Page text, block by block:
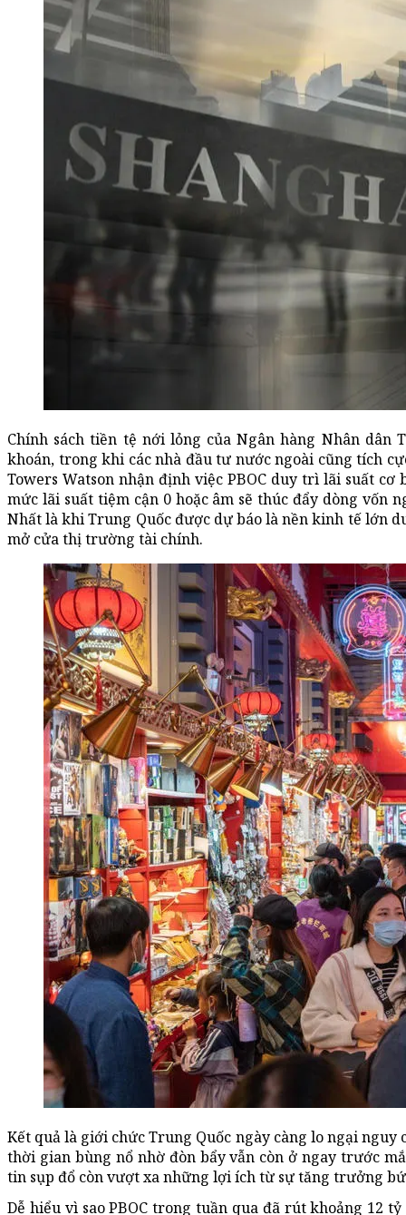
Chính sách tiền tệ nới lỏng của Ngân hàng Nhân
khoán, trong khi các nhà đầu tư nước ngoài cũng tích
Towers Watson nhận định việc PBOC duy trì lãi suất
mức lãi suất tiệm cận 0 hoặc âm sẽ thúc đẩy dòng
Nhất là khi Trung Quốc được dự báo là nền kinh tế lớn
mở cửa thị trường tài chính.
Kết quả là giới chức Trung Quốc ngày càng lo ngại
thời gian bùng nổ nhờ đòn bẩy vẫn còn ở ngay trước
tin sụp đổ còn vượt xa những lợi ích từ sự tăng trưởng
Dễ hiểu vì sao PBOC trong tuần qua đã rút khoảng 12